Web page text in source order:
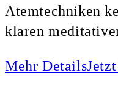
Atemtechniken
klaren
Mehr Details